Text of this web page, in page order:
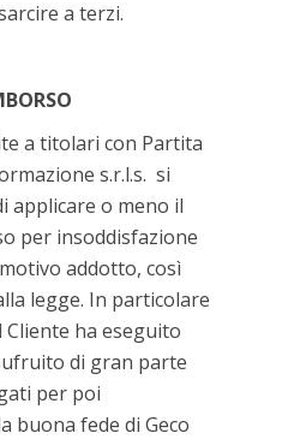
a terzi.
a titolari con Partita
s.r.l.s. si
applicare o meno il
per insoddisfazione
addotto, così
legge. In particolare
Cliente ha eseguito
di gran parte
per poi
buona fede di Geco